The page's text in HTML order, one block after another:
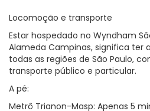
Locomoção e transporte
Estar hospedado no Wyndham
Alameda Campinas, significa ter
todas as regiões de São Paulo,
transporte público e particular.
A pé:
Metrô Trianon-Masp: Apenas 5